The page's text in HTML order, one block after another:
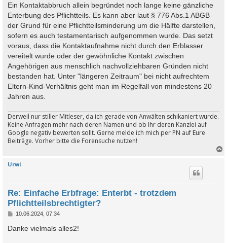
Ein Kontaktabbruch allein begründet noch lange keine gänzliche
Enterbung des Pflichtteils. Es kann aber laut § 776 Abs.1 ABGB
der Grund für eine Pflichtteilsminderung um die Hälfte darstellen,
sofern es auch testamentarisch aufgenommen wurde. Das setzt
voraus, dass die Kontaktaufnahme nicht durch den Erblasser
vereitelt wurde oder der gewöhnliche Kontakt zwischen
Angehörigen aus menschlich nachvollziehbaren Gründen nicht
bestanden hat. Unter "längeren Zeitraum" bei nicht aufrechtem
Eltern-Kind-Verhältnis geht man im Regelfall von mindestens 20
Jahren aus.
Derweil nur stiller Mitleser, da ich gerade von Anwälten schikaniert wurde.
Keine Anfragen mehr nach deren Namen und ob Ihr deren Kanzlei auf
Google negativ bewerten sollt. Gerne melde ich mich per PN auf Eure
Beiträge. Vorher bitte die Forensuche nutzen!
Urwi
Re: Einfache Erbfrage: Enterbt - trotzdem
Pflichtteilsbrechtigter?
B
i
t
10.06.2024, 07:34
Danke vielmals alles2!